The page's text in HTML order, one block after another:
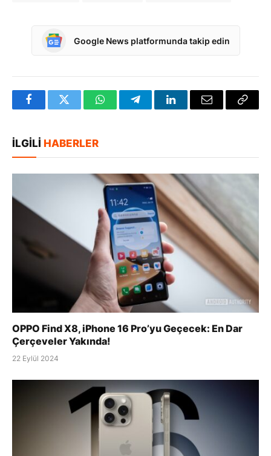
Google News platformunda takip edin
FacebookTwitter WhatsAppTelegramLinkedInE-
İLGILI HABERLER
OPPO Find X8, iPhone 16 Pro’yu Geçecek: En Dar
Çerçeveler Yakında!
22 Eylül 2024